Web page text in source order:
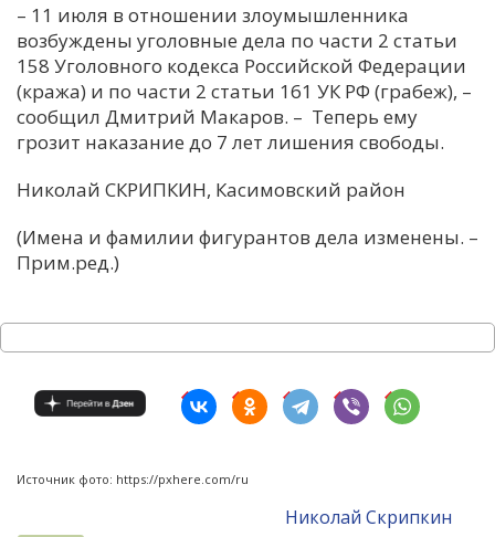
– 11 июля в отношении злоумышленника
возбуждены уголовные дела по части 2 статьи
158 Уголовного кодекса Российской Федерации
(кража) и по части 2 статьи 161 УК РФ (грабеж), –
сообщил Дмитрий Макаров. – Теперь ему
грозит наказание до 7 лет лишения свободы.
Николай СКРИПКИН, Касимовский район
(Имена и фамилии фигурантов дела изменены. –
Прим.ред.)
Источник фото: https://pxhere.com/ru
Николай Скрипкин